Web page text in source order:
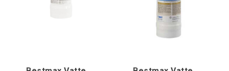
anslutningsslangar för att
passa de flesta ångrör.